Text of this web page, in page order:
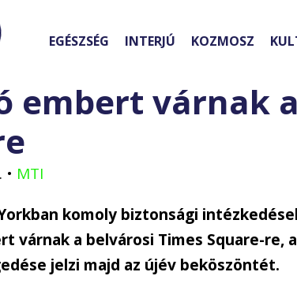
EGÉSZSÉG INTERJÚ KOZMOSZ
embert várnak
• MTI
komoly biztonsági
várnak a belvárosi Times Square-re,
jelzi majd az újév beköszöntét.